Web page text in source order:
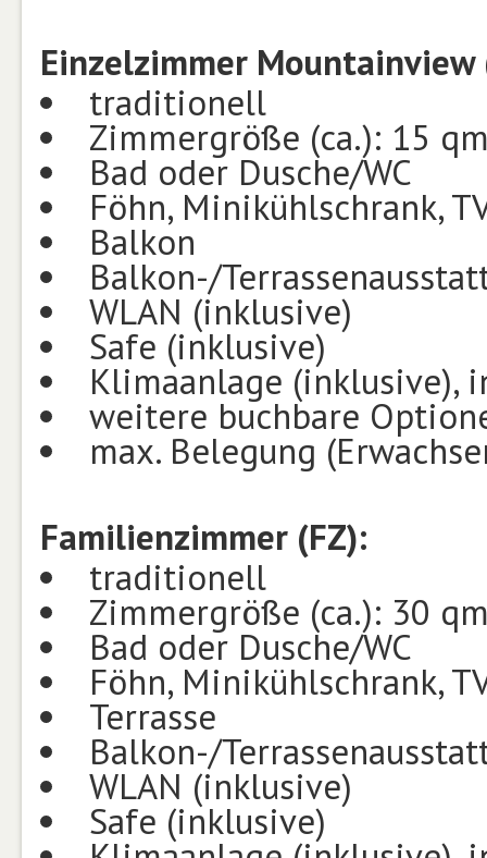
Einzelzimmer Mountainview
traditionell
Zimmergröße (ca.): 15
Bad oder Dusche/WC
Föhn, Minikühlschrank,
Balkon
Balkon-/
WLAN (inklusive)
Safe (inklusive)
Klimaanlage (inklusive),
weitere buchbare
max. Belegung
Familienzimmer (FZ):
traditionell
Zimmergröße (ca.): 30
Bad oder Dusche/WC
Föhn, Minikühlschrank,
Terrasse
Balkon-/
WLAN (inklusive)
Safe (inklusive)